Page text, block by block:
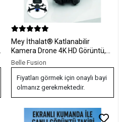
Mey İthalat® Katlanabilir
Kamera Drone 4K HD Görüntü,
Hover Özelliği ve Uzaktan
Kumanda
Belle Fusion
Fiyatları görmek için onaylı bayi
olmanız gerekmektedir.